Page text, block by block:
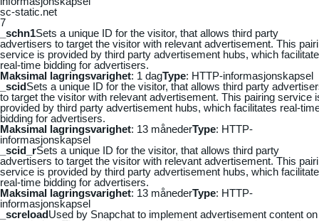
sc-static.net
7
_schn1Sets a unique ID for the visitor, that allows third party
advertisers to target the visitor with relevant advertisement. This
service is provided by third party advertisement hubs, which
real-time bidding for advertisers.
Maksimal lagringsvarighet: 1 dagType: HTTP-informasjonskapsel
_scidSets a unique ID for the visitor, that allows third party
to target the visitor with relevant advertisement. This pairing service
provided by third party advertisement hubs, which facilitates real-
bidding for advertisers.
Maksimal lagringsvarighet: 13 månederType: HTTP-
informasjonskapsel
_scid_rSets a unique ID for the visitor, that allows third party
advertisers to target the visitor with relevant advertisement. This
service is provided by third party advertisement hubs, which
real-time bidding for advertisers.
Maksimal lagringsvarighet: 13 månederType: HTTP-
informasjonskapsel
_screloadUsed by Snapchat to implement advertisement content on